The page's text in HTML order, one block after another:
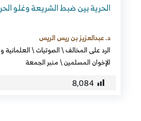
الحرية بين ضبط الشريعة وغلو
د. عبدالعزيز بن ريس الريس
الرد على المخالف\الصوتيات\العلمانية
الإخوان المسلمين\منبر الجمعة
8٬084